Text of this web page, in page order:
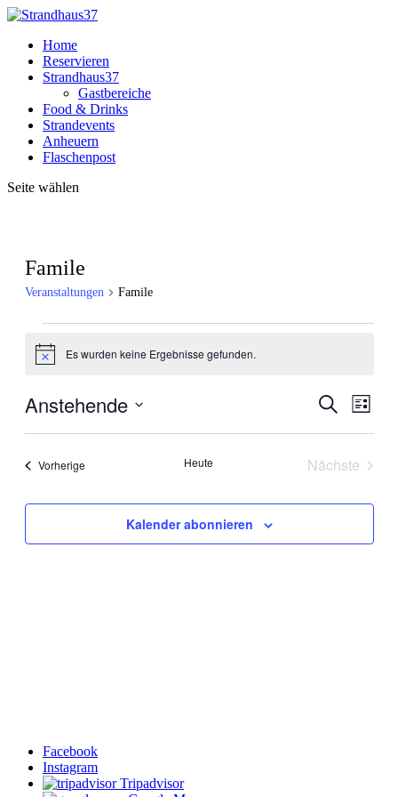
Home
Reservieren
Strandhaus37
Gastbereiche
Food & Drinks
Strandevents
Anheuern
Flaschenpost
Seite wählen
Famile
Veranstaltungen Famile
HinweisEs wurden keine Ergebnisse gefunden.
Suche
und
Suche
Liste
Anstehende
VorherigeVeranstaltungen Heute
Nächste
Kalender abonnieren
Facebook
Instagram
Tripadvisor